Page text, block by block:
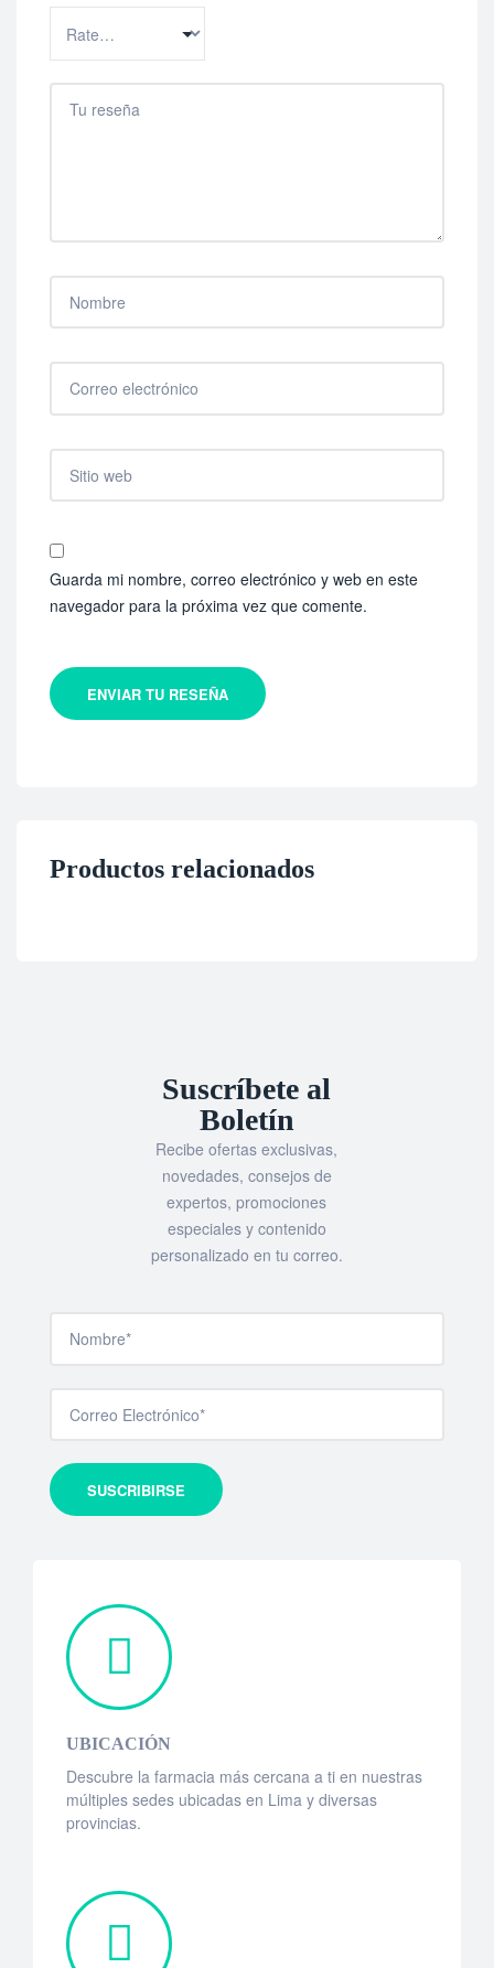
Guarda mi nombre, correo electrónico y web en este
navegador para la próxima vez que comente.
ENVIAR TU RESEÑA
Productos relacionados
Suscríbete al
Boletín
Recibe ofertas exclusivas,
novedades, consejos de
expertos, promociones
especiales y contenido
personalizado en tu correo.
UBICACIÓN
Descubre la farmacia más cercana a ti en nuestras
múltiples sedes ubicadas en Lima y diversas
provincias.